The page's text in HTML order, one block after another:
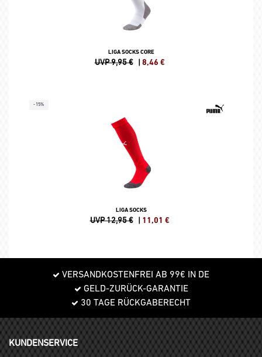
LIGA SOCKS CORE
UVP 9,95 € | 8,46 €
-15%
LIGA SOCKS
UVP 12,95 € | 11,01 €
VERSANDKOSTENFREI AB 99€ IN DE
GELD-ZURÜCK-GARANTIE
30 TAGE RÜCKGABERECHT
KUNDENSERVICE